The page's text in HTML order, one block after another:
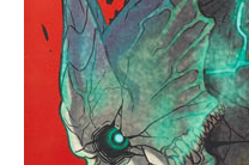
企業ITのトレンドを詳説
経営リーダーのコミュニティ
マーケ×ITの今がよく分かる